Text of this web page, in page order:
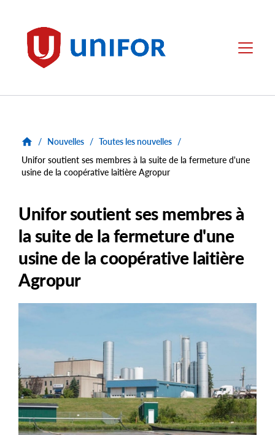
Unifor Menu
/ Nouvelles / Toutes les nouvelles /
Unifor soutient ses membres à la suite de la fermeture d'une
usine de la coopérative laitière Agropur
Unifor soutient ses membres à
la suite de la fermeture d'une
usine de la coopérative laitière
Agropur